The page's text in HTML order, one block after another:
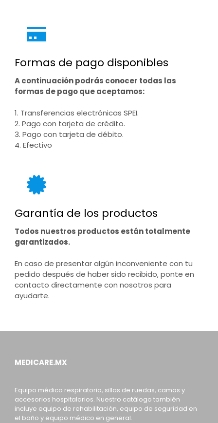
Formas de pago disponibles
A continuación podrás conocer todas las
formas de pago que aceptamos:
1. Transferencias electrónicas SPEI.
2. Pago con tarjeta de crédito.
3. Pago con tarjeta de débito.
4. Efectivo
Garantía de los productos
Todos nuestros productos están totalmente
garantizados.
En caso de presentar algún inconveniente con tu
pedido después de haber sido recibido, ponte en
contacto directamente con nosotros para
ayudarte.
MEDICARE.MX
Equipo médico respiratorio, sillas de ruedas, camas y
accesorios hospitalarios. Nuestro catálogo también
incluye equipo de rehabilitación, equipo de seguridad en
el baño y equipo médico en general.